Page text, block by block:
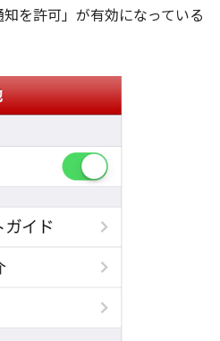
知を許可」が有効になっている